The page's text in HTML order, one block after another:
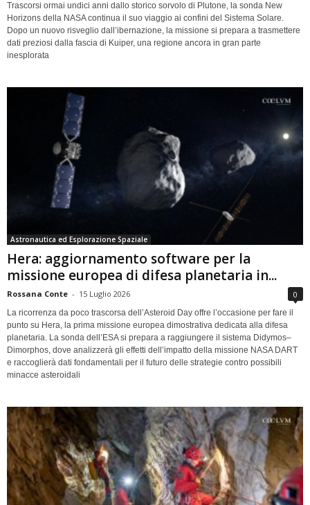
Trascorsi ormai undici anni dallo storico sorvolo di Plutone, la sonda New
Horizons della NASA continua il suo viaggio ai confini del Sistema Solare.
Dopo un nuovo risveglio dall’ibernazione, la missione si prepara a trasmettere
dati preziosi dalla fascia di Kuiper, una regione ancora in gran parte
inesplorata
Astronautica ed Esplorazione Spaziale
Hera: aggiornamento software per la
missione europea di difesa planetaria in...
Rossana Conte - 15 Luglio 2026 0
La ricorrenza da poco trascorsa dell’Asteroid Day offre l’occasione per fare il
punto su Hera, la prima missione europea dimostrativa dedicata alla difesa
planetaria. La sonda dell’ESA si prepara a raggiungere il sistema Didymos–
Dimorphos, dove analizzerà gli effetti dell’impatto della missione NASA DART
e raccoglierà dati fondamentali per il futuro delle strategie contro possibili
minacce asteroidali